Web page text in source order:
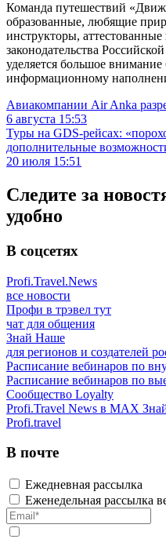
Команда путешествий
образованные, любящие
инструкторы,
законодательства
уделяется большое внимание
информационному
Авиакомпании Air Anka
6 августа 15:53
Туры на GDS-рейсах:
дополнительные
20 июля 15:51
Следите за
удобно
В соцсетях
Profi.Travel.News
все новости
Профи в трэвел тут
чат для общения
Знай Наше
для регионов и создателей
Расписание вебинаров по
Расписание вебинаров по
Сообщество Loyalty
Profi.Travel News в MAX
Profi.travel
В почте
Ежедневная рассылка
Еженедельная рассылка